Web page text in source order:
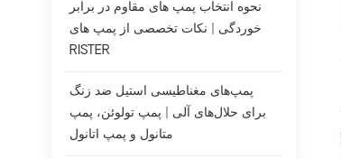
نحوه انتخاب پمپ های مقاوم در برابر
خوردگی | نکات تخصصی از پمپ های
RISTER
پمپ‌های مغناطیسی استیل ضد زنگ
برای حلال‌های آلی | پمپ تولوئن، پمپ
متانول و پمپ اتانول